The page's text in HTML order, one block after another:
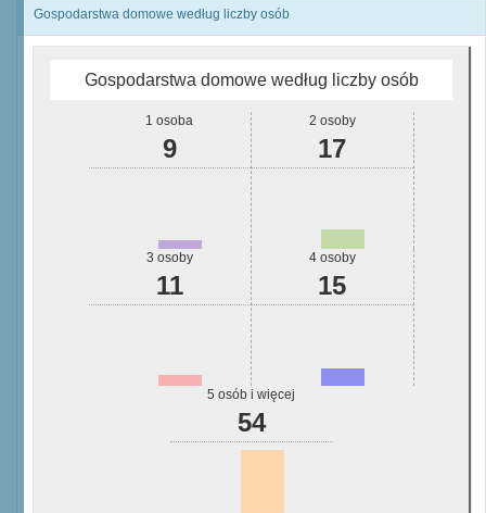
Gospodarstwa domowe według liczby osób
Gospodarstwa domowe według liczby osób
1 osoba
9
2 osoby
17
3 osoby
11
4 osoby
15
5 osób i więcej
54